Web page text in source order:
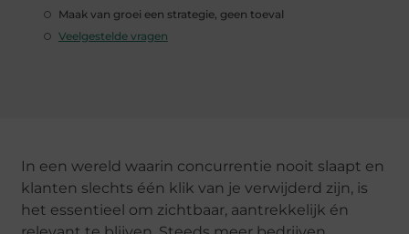
Maak van groei een strategie, geen toeval
Veelgestelde vragen
In een wereld waarin concurrentie nooit slaapt en
klanten slechts één klik van je verwijderd zijn, is
het essentieel om zichtbaar, aantrekkelijk én